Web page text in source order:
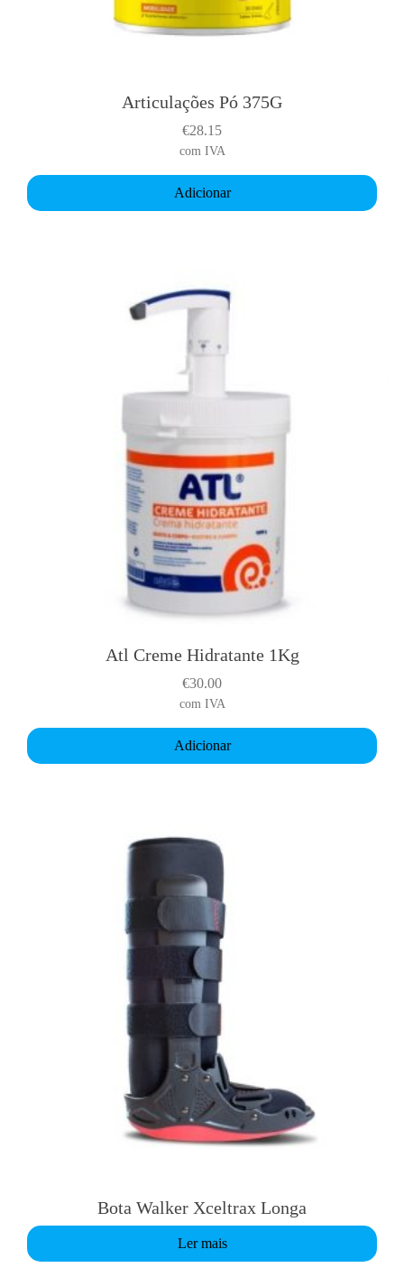
Articulações Pó 375G
€28.15
com IVA
Adicionar
Atl Creme Hidratante 1Kg
€30.00
com IVA
Adicionar
Bota Walker Xceltrax Longa
Ler mais